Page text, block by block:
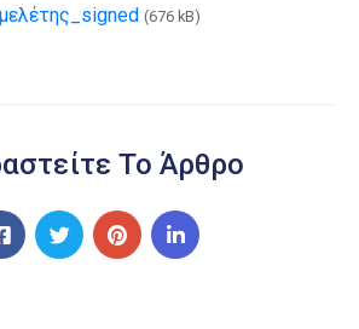
(676 kB)
Το Άρθρο